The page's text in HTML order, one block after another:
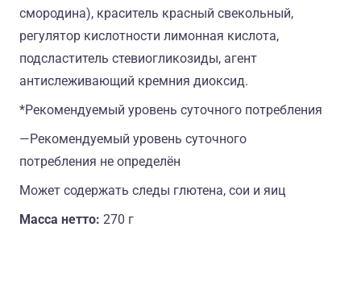
смородина), краситель красный свекольный,
регулятор кислотности лимонная кислота,
подсластитель стевиогликозиды, агент
антислеживающий кремния диоксид.
*Рекомендуемый уровень суточного потребления
―Рекомендуемый уровень суточного
потребления не определён
Может содержать следы глютена, сои и яиц
Масса нетто: 270 г